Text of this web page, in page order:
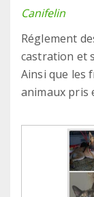
Canifelin
Réglement
castration et
Ainsi que les
animaux pris